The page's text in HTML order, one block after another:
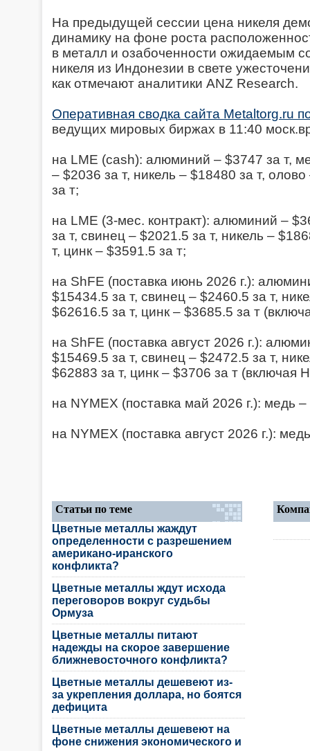
На предыдущей сессии цена никеля
динамику на фоне роста
в металл и озабоченности ожидаемым
никеля из Индонезии в свете
как отмечают аналитики ANZ Research.
Оперативная сводка сайта Metaltorg.ru
ведущих мировых биржах в 11:40
на LME (cash): алюминий – $3747 за т,
– $2036 за т, никель – $18480 за т,
за т;
на LME (3-мес. контракт): алюминий –
за т, свинец – $2021.5 за т, никель –
т, цинк – $3591.5 за т;
на ShFE (поставка июнь 2026 г.):
$15434.5 за т, свинец – $2460.5 за т,
$62616.5 за т, цинк – $3685.5 за т
на ShFE (поставка август 2026 г.):
$15469.5 за т, свинец – $2472.5 за т,
$62883 за т, цинк – $3706 за т (включая
на NYMEX (поставка май 2026 г.): медь
на NYMEX (поставка август 2026 г.):
Статьи по теме
Цветные металлы жаждут
определенности с разрешением
американо-иранского
конфликта?
Цветные металлы ждут исхода
переговоров вокруг судьбы
Ормуза
Цветные металлы питают
надежды на скорое завершение
ближневосточного конфликта?
Цветные металлы дешевеют из-
за укрепления доллара, но боятся
дефицита
Цветные металлы дешевеют на
фоне снижения экономического и